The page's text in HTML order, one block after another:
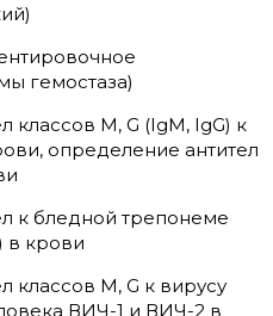
гемостаза)
классов M, G (IgM, IgG) к
определение антител
к бледной трепонеме
в крови
классов M, G к вирусу
ВИЧ-1 и ВИЧ-2 в